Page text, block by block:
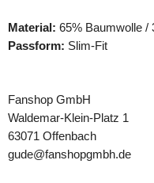
Material: 65% Baumwolle /
Passform: Slim-Fit
Fanshop GmbH
Waldemar-Klein-Platz 1
63071 Offenbach
gude@fanshopgmbh.de